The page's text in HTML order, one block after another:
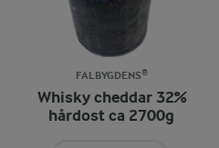
FALBYGDENS®
Whisky cheddar 32%
hårdost ca 2700g